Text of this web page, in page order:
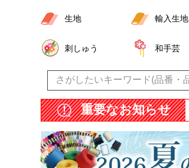
生地 輸入生地
刺しゅう 和手芸
重要なお知らせ